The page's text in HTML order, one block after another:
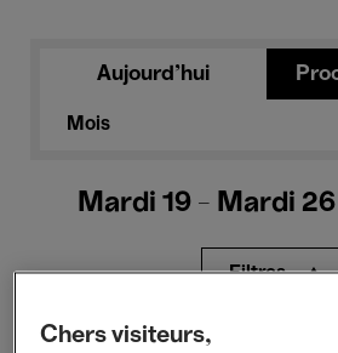
Aujourd'hui
Mois
Mardi 19 - Mardi
Filtres
Chers visiteurs,